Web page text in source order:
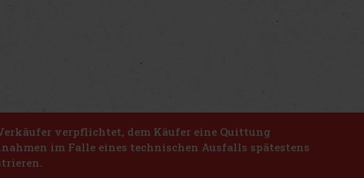
verpflichtet, dem Käufer eine Quittung
im Falle eines technischen Ausfalls spätestens